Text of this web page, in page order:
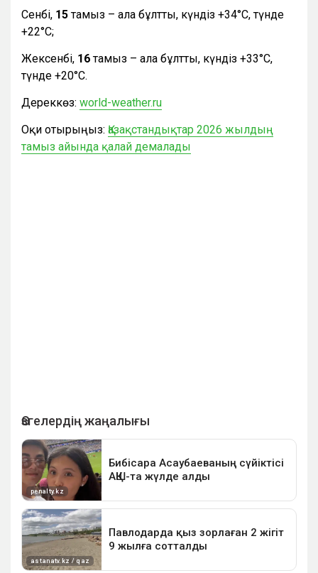
Сенбі, 15тамыз – ала бұлтты, күндіз +34°С, түнде
+22°С;
Жексенбі, 16тамыз – ала бұлтты, күндіз +33°С,
түнде +20°С.
Дереккөз: world-weather.ru
Оқи отырыңыз: Қазақстандықтар 2026 жылдың
тамыз айында қалай демалады